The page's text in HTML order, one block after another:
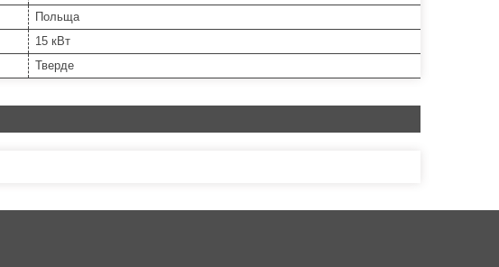
Польща
15 кВт
Тверде